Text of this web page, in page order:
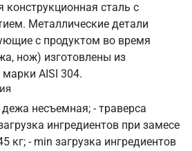
конструкционная сталь с
Металлические детали
с продуктом во время
нож) изготовлены из
AISI 304.
несъемная; - траверса
ингредиентов при замесе
кг; - min загрузка ингредиентов